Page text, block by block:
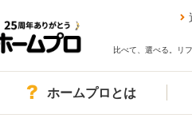
比べて、選べる。リ
ホームホームプロとは